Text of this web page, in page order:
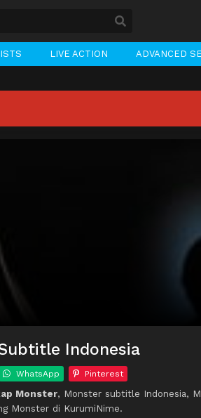
LIVE ACTION ADVANCED
Indonesia
WhatsApp Pinterest
Monster, Monster subtitle Indonesia,
Monster di KurumiNime.